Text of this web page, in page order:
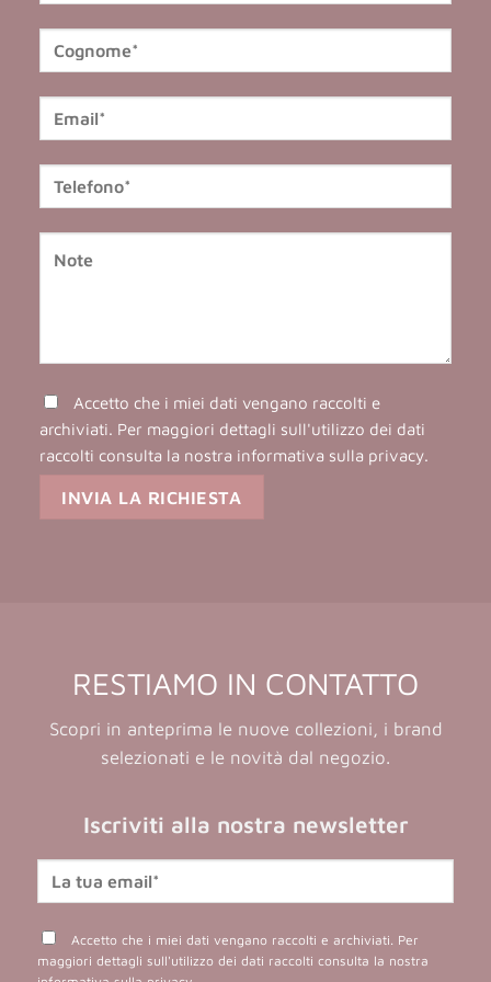
Accetto che i miei dati vengano raccolti e
archiviati. Per maggiori dettagli sull'utilizzo dei dati
raccolti consulta la nostra informativa sulla privacy.
RESTIAMO IN CONTATTO
Scopri in anteprima le nuove collezioni, i brand
selezionati e le novità dal negozio.
Iscriviti alla nostra newsletter
Accetto che i miei dati vengano raccolti e archiviati. Per
maggiori dettagli sull'utilizzo dei dati raccolti consulta la nostra